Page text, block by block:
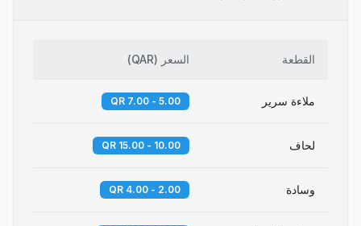
القطعة السعر (
QAR
)
ملاءة سرير 5.00 - 7.00 QR
لحاف 10.00 - 15.00 QR
وسادة 2.00 - 4.00 QR